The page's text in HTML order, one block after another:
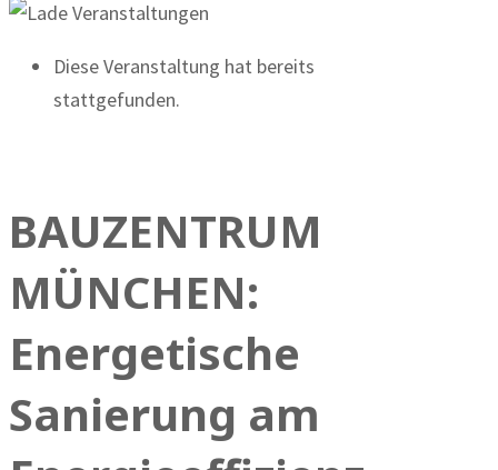
Diese Veranstaltung hat bereits
stattgefunden.
BAUZENTRUM
MÜNCHEN:
Energetische
Sanierung am